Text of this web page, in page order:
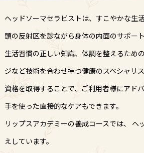
ヘッドソーマセラピストは、すこやかな生
頭の反射区を診ながら身体の内面のサポー
生活習慣の正しい知識、体調を整えるため
ジなど技術を合わせ持つ健康のスペシャリス
資格を取得することで、ご利用者様にアド
手を使った直接的なケアもできます。
リップスアカデミーの養成コースでは、
ヘ
えしています。